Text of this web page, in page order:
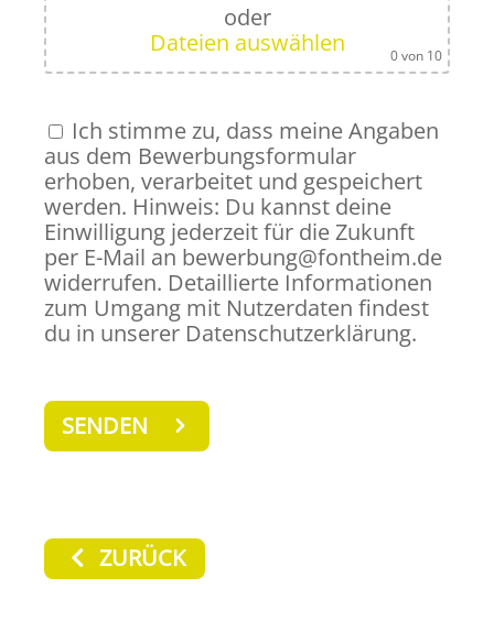
oder
Dateien auswählen
0von 10
Ich stimme zu, dass meine Angaben
aus dem Bewerbungsformular
erhoben, verarbeitet und gespeichert
werden. Hinweis: Du kannst deine
Einwilligung jederzeit für die Zukunft
per E-Mail an bewerbung@fontheim.de
widerrufen. Detaillierte Informationen
zum Umgang mit Nutzerdaten findest
du in unserer Datenschutzerklärung.
ZURÜCK